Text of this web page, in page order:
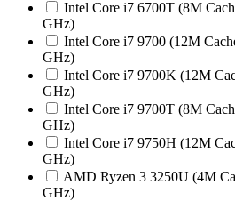
Intel Core i7 6700T (8M
GHz)
Intel Core i7 9700 (12M
GHz)
Intel Core i7 9700K (12M
GHz)
Intel Core i7 9700T (8M
GHz)
Intel Core i7 9750H (12M
GHz)
AMD Ryzen 3 3250U (4M
GHz)